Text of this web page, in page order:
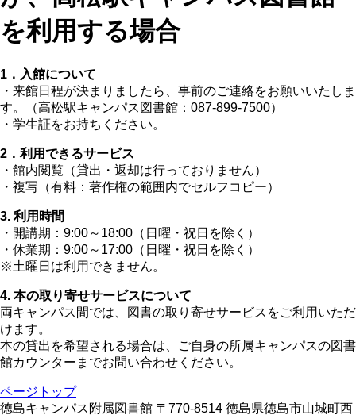
を利用する場合
1．入館について
・来館日程が決まりましたら、事前のご連絡をお願いいたしま
す。（高松駅キャンパス図書館：087-899-7500）
・学生証をお持ちください。
2．利用できるサービス
・館内閲覧（貸出・返却は行っておりません）
・複写（有料：著作権の範囲内でセルフコピー）
3. 利用時間
・開講期：9:00～18:00（日曜・祝日を除く）
・休業期：9:00～17:00（日曜・祝日を除く）
※土曜日は利用できません。
4. 本の取り寄せサービスについて
両キャンパス間では、図書の取り寄せサービスをご利用いただ
けます。
本の貸出を希望される場合は、ご自身の所属キャンパスの図書
館カウンターまでお問い合わせください。
ページトップ
徳島キャンパス附属図書館 〒770-8514 徳島県徳島市山城町西